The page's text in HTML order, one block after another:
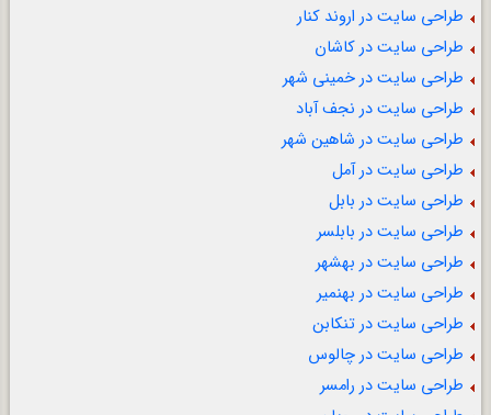
طراحی سایت در اروند کنار
طراحی سایت در کاشان
طراحی سایت در خمینی شهر
طراحی سایت در نجف آباد
طراحی سایت در شاهین شهر
طراحی سایت در آمل
طراحی سایت در بابل
طراحی سایت در بابلسر
طراحی سایت در بهشهر
طراحی سایت در بهنمیر
طراحی سایت در تنکابن
طراحی سایت در چالوس
طراحی سایت در رامسر